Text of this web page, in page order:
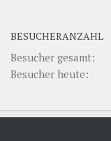
BESUCHERANZAHL
Besucher gesamt:
Besucher heute: